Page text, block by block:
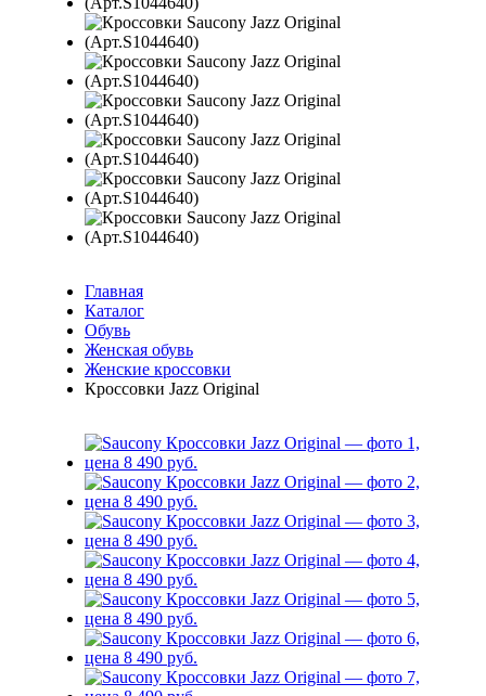
Главная
Каталог
Обувь
Женская обувь
Женские кроссовки
Кроссовки Jazz Original